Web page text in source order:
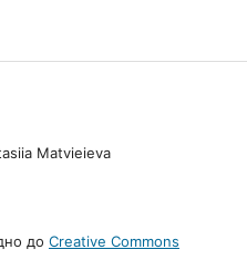
Matvieieva
до Creative Commons